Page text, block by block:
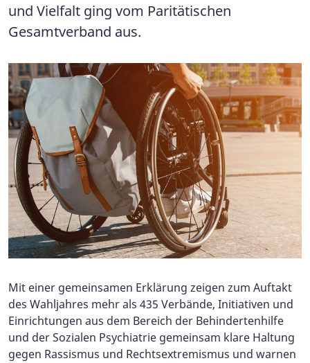
und Vielfalt ging vom Paritätischen
Gesamtverband aus.
Mit einer gemeinsamen Erklärung zeigen zum Auftakt
des Wahljahres mehr als 435 Verbände, Initiativen und
Einrichtungen aus dem Bereich der Behindertenhilfe
und der Sozialen Psychiatrie gemeinsam klare Haltung
gegen Rassismus und Rechtsextremismus und warnen